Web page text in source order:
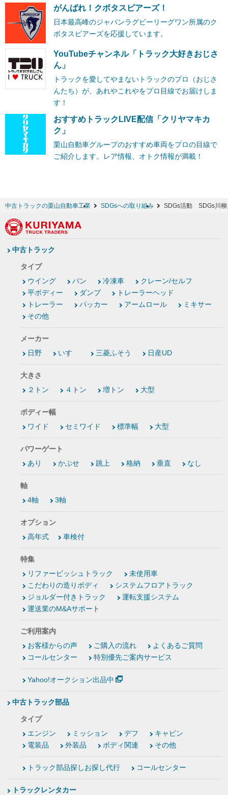
がんばれ！クボタスピアーズ！
日本最高峰のジャパンラグビーリーグワン所属のク
ボタスピアーズを応援しています。
YouTubeチャンネル「トラック大好きおじさ
ん」
トラックを愛してやまないトラックのプロ（おじさ
んたち）が、あれやこれやをプロ目線でお届けしま
す！
おすすめトラックLIVE配信「クリヤマキカ
ク」
栗山自動車グループのおすすめ車両をプロの目線で
ご紹介します。レア情報、オトク情報が満載！
中古トラックの栗山自動車工業 SDGsへの取り組み SDGs活動 SDGs川柳
中古トラック
タイプ
ウイング
バン 冷凍車
クレーン/セルフ
平ボディー
ダンプ
トレーラーヘッド
トレーラー
パッカー アームロール
ミキサー
その他
メーカー
日野
いすゞ 三菱ふそう 日産UD
大きさ
２トン
４トン 増トン 大型
ボディー幅
ワイド
セミワイド 標準幅 大型
パワーゲート
あり
かぶせ 跳上 格納 垂直 なし
軸
4軸
3軸
オプション
高年式
車検付
特集
リファービッシュトラック
未使用車
こだわりの造りボディ
システムフロアトラック
ジョルダー付きトラック
運転支援システム
運送業のM&Aサポート
ご利用案内
お客様からの声
ご購入の流れ
よくあるご質問
コールセンター
特別優先ご案内サービス
Yahoo!オークション出品中
中古トラック部品
タイプ
エンジン
ミッション デフ
キャビン
電装品
外装品 ボディ関連 その他
トラック部品探しお探し代行 コールセンター
トラックレンタカー